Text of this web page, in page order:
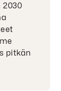
pitkän